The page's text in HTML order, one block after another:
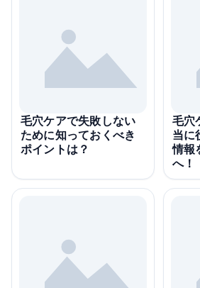
毛穴ケアで失敗しない
ために知っておくべき
ポイントは？
毛穴
当に
情報
へ！